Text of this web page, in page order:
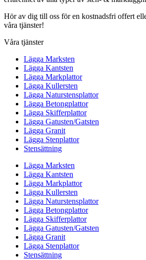
Hör av dig till oss för en kostnadsfri offert
våra tjänster!
Våra tjänster
Lägga Marksten
Lägga Kantsten
Lägga Markplattor
Lägga Kullersten
Lägga Naturstensplattor
Lägga Betongplattor
Lägga Skifferplattor
Lägga Gatusten/Gatsten
Lägga Granit
Lägga Stenplattor
Stensättning
Lägga Marksten
Lägga Kantsten
Lägga Markplattor
Lägga Kullersten
Lägga Naturstensplattor
Lägga Betongplattor
Lägga Skifferplattor
Lägga Gatusten/Gatsten
Lägga Granit
Lägga Stenplattor
Stensättning